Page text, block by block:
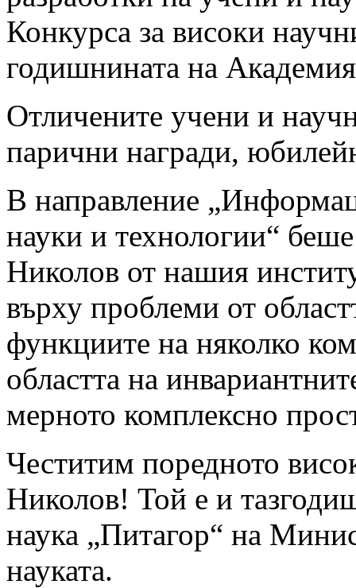
Конкурса за високи
годишнината на
Отличените учени и
парични награди,
В направление
науки и технологии“
Николов от нашия
върху проблеми от
функциите на няколко
областта на
мерното комплексно
Честитим поредното
Николов! Той е и
наука „Питагор“ на
науката.